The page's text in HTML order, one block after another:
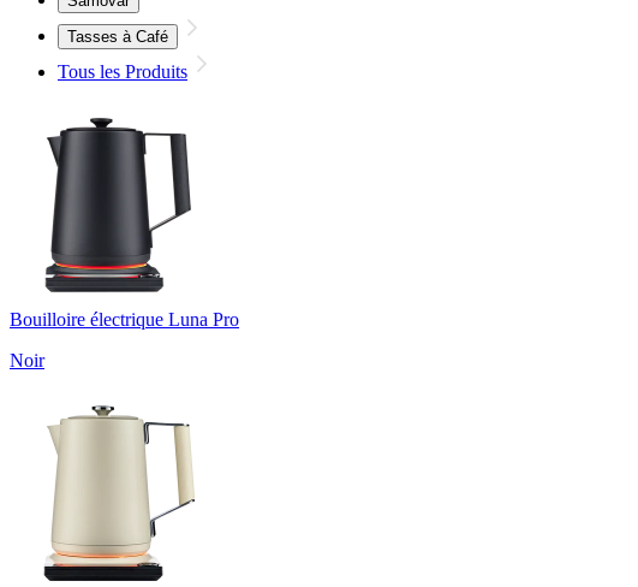
Tasses à Café
Tous les Produits
Bouilloire électrique Luna Pro
Noir